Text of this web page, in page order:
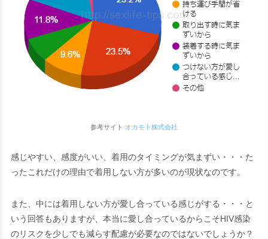
参考サイト オカモト株式会社
感じやすい、感度がいい、着用のタイミングが気まずい・・・た
ったこれだけの理由で着用しない方が多いのが現状なのです。
また、中には着用しない方が愛し合っている感じがする・・・と
いう回答もありますが、本当に愛し合っているからこそHIV感染
のリスクを少しでも減らす配慮が必要なのではないでしょうか？